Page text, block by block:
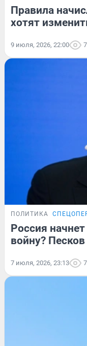
Правила
хотят
9 июля, 2026, 22:00
ПОЛИТИКА
Россия
войну?
7 июля, 2026, 23:13